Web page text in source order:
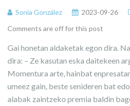
Sonia González 2023-09-26
Comments are off for this post
Gai honetan aldaketak egon dira.
dira: – Ze kasutan eska daitekeen
Momentura arte, hainbat
umeez gain, beste senideren bat
alabak zaintzeko premia baldin